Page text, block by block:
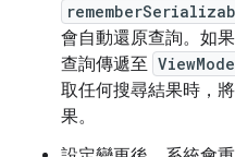
會自動還原查詢。如
查詢傳遞至
取任何搜尋結果時，
果。